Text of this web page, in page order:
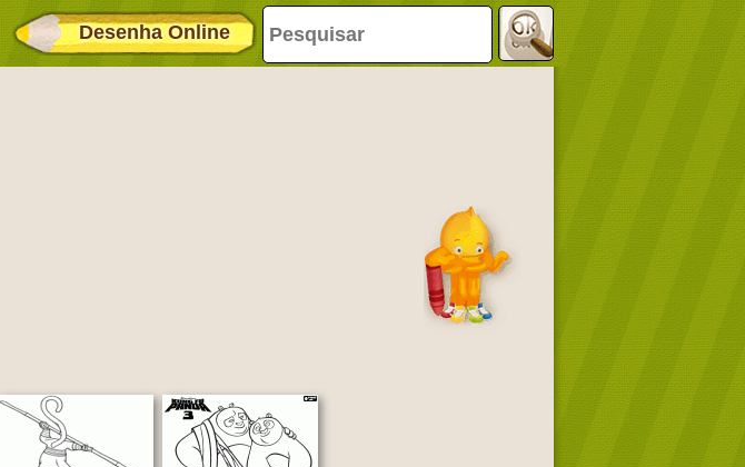
Desenha Online